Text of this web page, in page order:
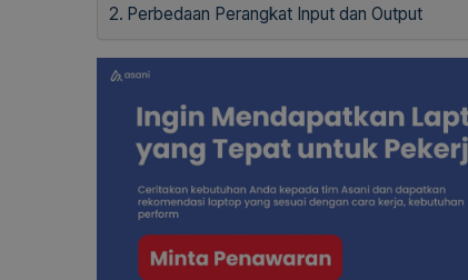
Perbedaan Perangkat Input dan Output